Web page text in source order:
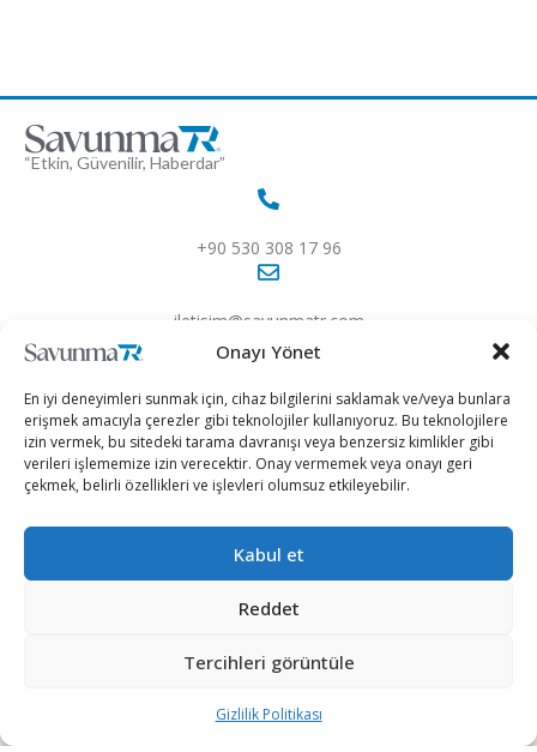
Onayı Yönet
En iyi deneyimleri sunmak için, cihaz bilgilerini saklamak ve/veya bunlara
erişmek amacıyla çerezler gibi teknolojiler kullanıyoruz. Bu teknolojilere
izin vermek, bu sitedeki tarama davranışı veya benzersiz kimlikler gibi
verileri işlememize izin verecektir. Onay vermemek veya onayı geri
çekmek, belirli özellikleri ve işlevleri olumsuz etkileyebilir.
Kabul et
Reddet
Tercihleri görüntüle
Gizlilik Politikası
Rusya, AB’nin Navalnıy
kararını ‘hayal kırıklığı’ olarak
23/02/2021
dışişleri bakanlarının Rus muhalif Aleksey Navalnıy’ın